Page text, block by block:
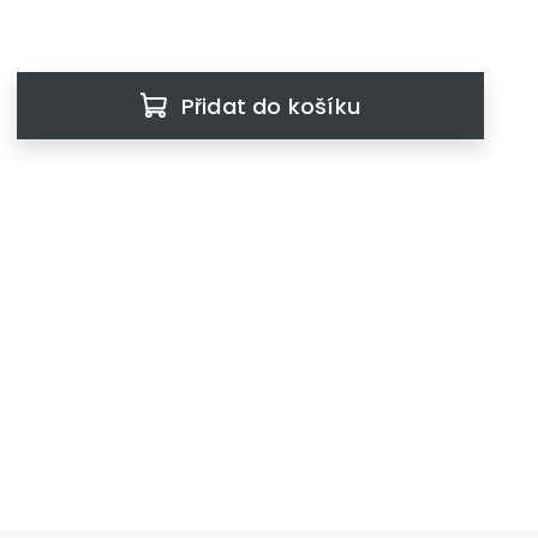
Přidat do košíku